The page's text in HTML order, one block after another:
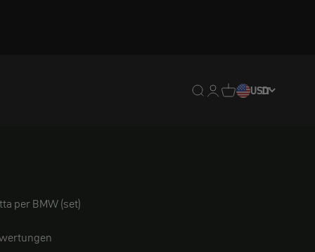
Traduzione mancante:
Traduzione
Traduzione
USD
IT
per BMW (set)